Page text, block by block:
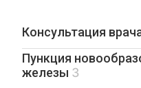
Консультация
Пункция
железы 3